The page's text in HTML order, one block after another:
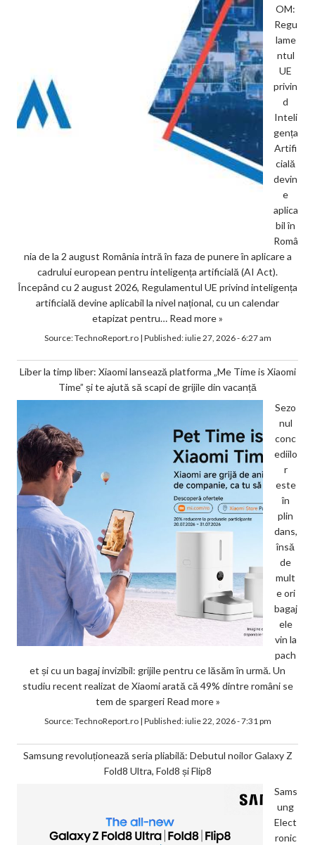
OM:
Regu
lame
ntul
UE
privin
d
Inteli
gența
Artifi
cială
devin
e
aplica
bil în
Româ
nia de la 2 august România intră în faza de punere în aplicare a
cadrului european pentru inteligența artificială (AI Act).
Începând cu 2 august 2026, Regulamentul UE privind inteligența
artificială devine aplicabil la nivel național, cu un calendar
etapizat pentru… Read more »
Source:TechnoReport.ro| Published:iulie 27, 2026 - 6:27 am
Liber la timp liber: Xiaomi lansează platforma „Me Time is Xiaomi
Time” și te ajută să scapi de grijile din vacanță
Sezo
nul
conc
ediilo
r
este
în
plin
dans,
însă
de
mult
e ori
bagaj
ele
vin la
pach
et și cu un bagaj invizibil: grijile pentru ce lăsăm în urmă. Un
studiu recent realizat de Xiaomi arată că 49% dintre români se
tem de spargeri Read more »
Source:TechnoReport.ro| Published:iulie 22, 2026 - 7:31 pm
Samsung revoluționează seria pliabilă: Debutul noilor Galaxy Z
Fold8 Ultra, Fold8 și Flip8
Sams
ung
Elect
ronic